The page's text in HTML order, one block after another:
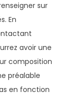
sur
En
avoir une
composition
préalable
en fonction